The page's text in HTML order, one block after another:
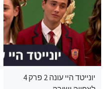
יונייטד היי עונה 2 פרק 4